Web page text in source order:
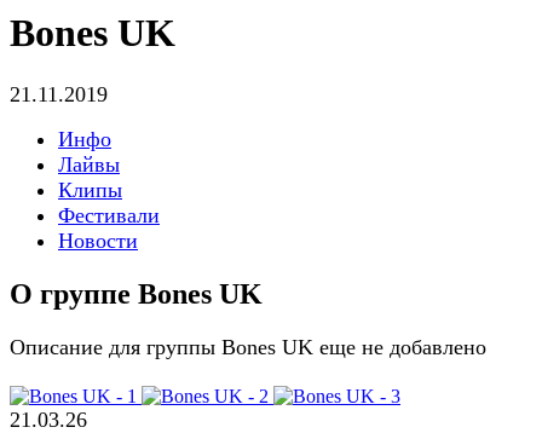
Bones UK
21.11.2019
Инфо
Лайвы
Клипы
Фестивали
Новости
О группе Bones UK
Описание для группы Bones UK еще не добавлено
21.03.26